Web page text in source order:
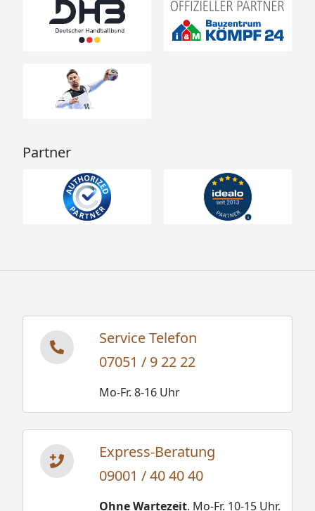
Partner
Service Telefon
07051 / 9 22 22
Mo-Fr. 8-16 Uhr
Express-Beratung
09001 / 40 40 40
Ohne Wartezeit. Mo-Fr. 10-15 Uhr.